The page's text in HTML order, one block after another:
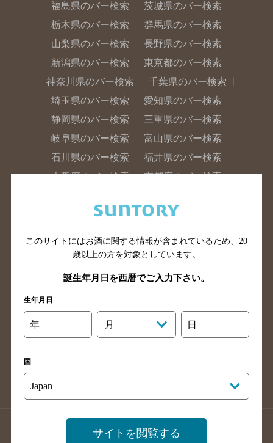
福島県のバー検索
茨城県のバー検索
栃木県のバー検索
群馬県のバー検索
山梨県のバー検索
長野県のバー検索
新潟県のバー検索
東京都のバー検索
神奈川県のバー検索
千葉県のバー検索
埼玉県のバー検索
愛知県のバー検索
静岡県のバー検索
三重県のバー検索
岐阜県のバー検索
富山県のバー検索
石川県のバー検索
福井県のバー検索
大阪府のバー検索
京都府のバー検索
滋賀県のバー検索
和歌山県のバー検索
山口県のバー検索
鳥取県のバー検索
島根県のバー検索
徳島県のバー検索
高知県のバー検索
福岡県のバー検索
長崎県のバー検索
佐賀県のバー検索
店舗登録方法のご案内
店舗情報更新方法のご案内
このサイトにはお酒に関する情報が含まれているため、 20
歳以上の方を対象としています。
誕生年月日を西暦でご入力下さい。
生年月日
年 月 日
国
サイトを閲覧する